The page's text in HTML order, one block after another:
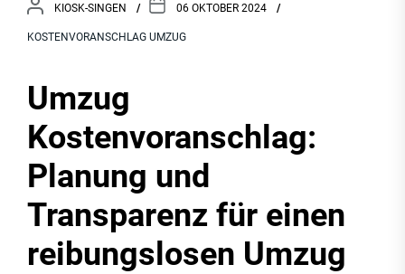
KIOSK-SINGEN 06 OKTOBER 2024
KOSTENVORANSCHLAG UMZUG
Umzug
Kostenvoranschlag:
Planung und
Transparenz für einen
reibungslosen Umzug